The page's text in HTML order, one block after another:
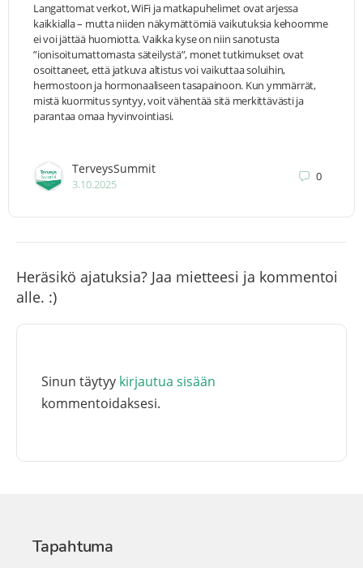
Langattomat verkot, WiFi ja matkapuhelimet ovat arjessa
kaikkialla – mutta niiden näkymättömiä vaikutuksia kehoomme
ei voi jättää huomiotta. Vaikka kyse on niin sanotusta
”ionisoitumattomasta säteilystä”, monet tutkimukset ovat
osoittaneet, että jatkuva altistus voi vaikuttaa soluihin,
hermostoon ja hormonaaliseen tasapainoon. Kun ymmärrät,
mistä kuormitus syntyy, voit vähentää sitä merkittävästi ja
parantaa omaa hyvinvointiasi.
TerveysSummit
3.10.2025
0
Heräsikö ajatuksia? Jaa mietteesi ja kommentoi
alle. :)
Sinun täytyy kirjautua sisään
kommentoidaksesi.
Tapahtuma